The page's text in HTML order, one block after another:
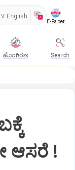
English
E-Paper
ಹೊಂಗಿರಣ Search
!